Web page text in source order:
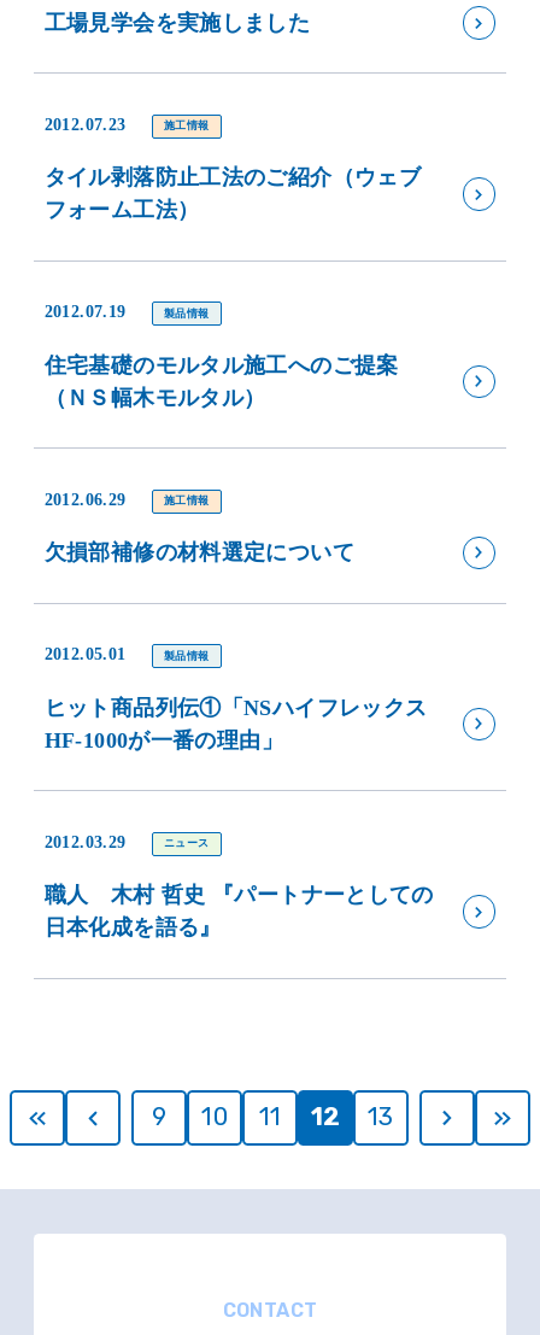
工場見学会を実施しました
2012.07.23 施工情報
タイル剥落防止工法のご紹介（ウェブ
フォーム工法）
2012.07.19 製品情報
住宅基礎のモルタル施工へのご提案
（ＮＳ幅木モルタル）
2012.06.29 施工情報
欠損部補修の材料選定について
2012.05.01 製品情報
ヒット商品列伝①「NSハイフレックス
HF-1000が一番の理由」
2012.03.29 ニュース
職人 木村 哲史 『パートナーとしての
日本化成を語る』
9 10 11 12 13
CONTACT